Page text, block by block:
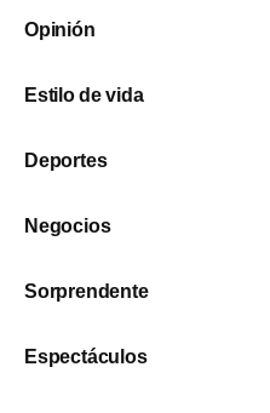
Opinión
Estilo de vida
Deportes
Negocios
Sorprendente
Espectáculos